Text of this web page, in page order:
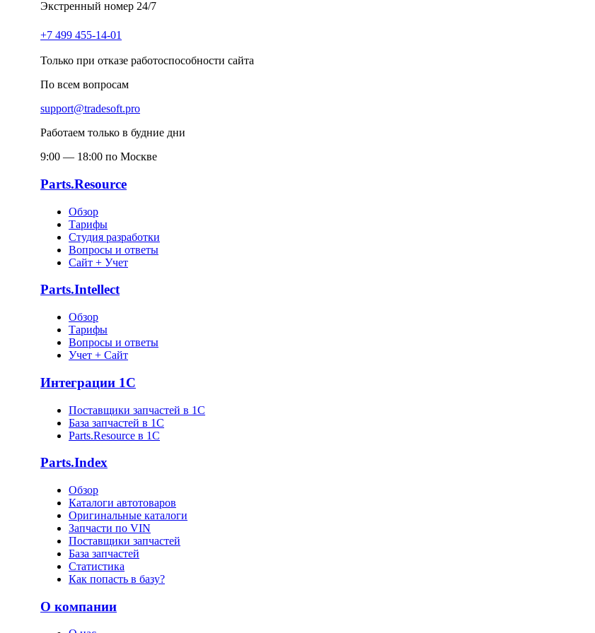
Экстренный номер 24/7
+7 499 455-14-01
Только при отказе работоспособности сайта
По всем вопросам
support@tradesoft.pro
Работаем только в будние дни
9:00 — 18:00 по Москве
Parts.Resource
Обзор
Тарифы
Студия разработки
Вопросы и ответы
Сайт + Учет
Parts.Intellect
Обзор
Тарифы
Вопросы и ответы
Учет + Сайт
Интеграции 1С
Поставщики запчастей в 1C
База запчастей в 1С
Parts.Resource в 1C
Parts.Index
Обзор
Каталоги автотоваров
Оригинальные каталоги
Запчасти по VIN
Поставщики запчастей
База запчастей
Статистика
Как попасть в базу?
О компании